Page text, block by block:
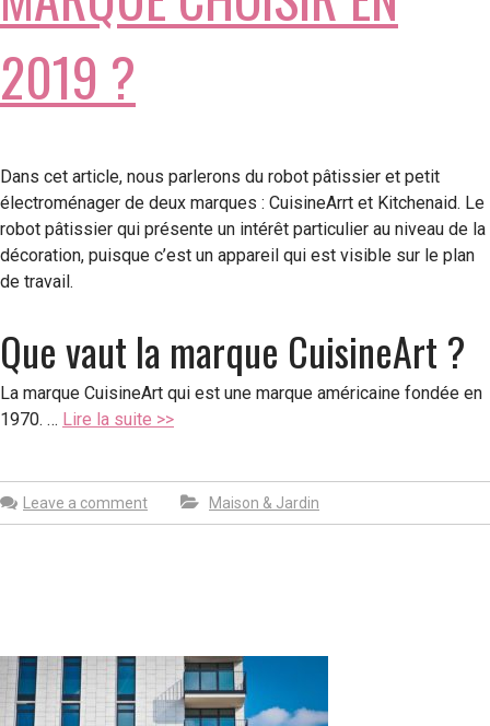
2019 ?
Dans cet article, nous parlerons du robot pâtissier et petit
électroménager de deux marques : CuisineArrt et Kitchenaid. Le
robot pâtissier qui présente un intérêt particulier au niveau de la
décoration, puisque c’est un appareil qui est visible sur le plan
de travail.
Que vaut la marque CuisineArt ?
La marque CuisineArt qui est une marque américaine fondée en
1970. … Lire la suite >>
Leave a comment Maison & Jardin